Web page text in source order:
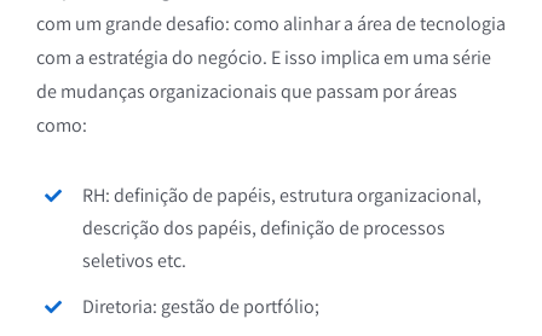
com um grande desafio: como alinhar a área de tecnologia
com a estratégia do negócio. E isso implica em uma série
de mudanças organizacionais que passam por áreas
como:
RH: definição de papéis, estrutura organizacional,
descrição dos papéis, definição de processos
seletivos etc.
Diretoria: gestão de portfólio;